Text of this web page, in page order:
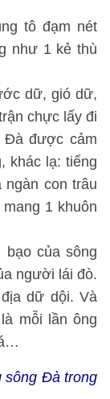
tô đạm nét
như 1 kẻ thù
dữ, gió dữ,
chực lấy đi
Đà được cảm
khác lạ: tiếng
con trâu
1 khuôn
của sông
người lái đò.
dữ dội. Và
mỗi lần ông
sông Đà trong